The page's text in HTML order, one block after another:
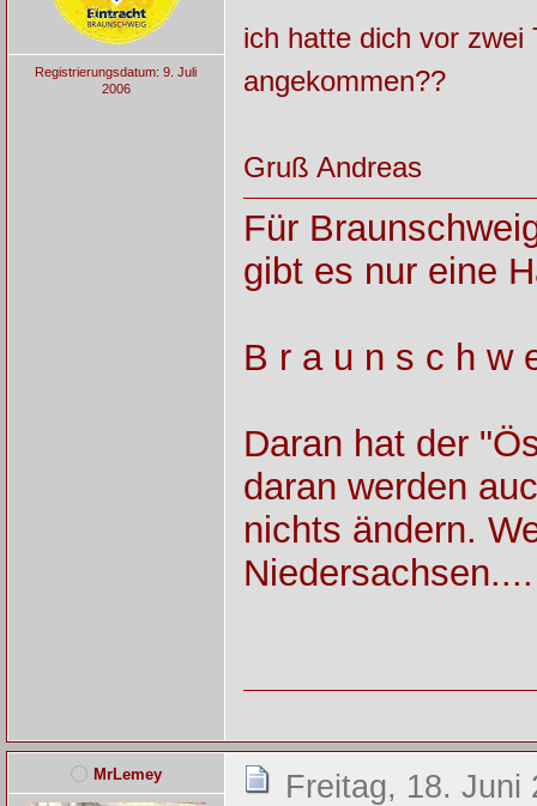
Registrierungsdatum: 9. Juli
2006
ich hatte dich vor zwei
angekommen??
Gruß Andreas
Für
gibt es nur eine
B r a u n s c h w
Daran hat der
daran werden
nichts ändern.
Niedersachsen....
MrLemey Freitag, 18. Juni